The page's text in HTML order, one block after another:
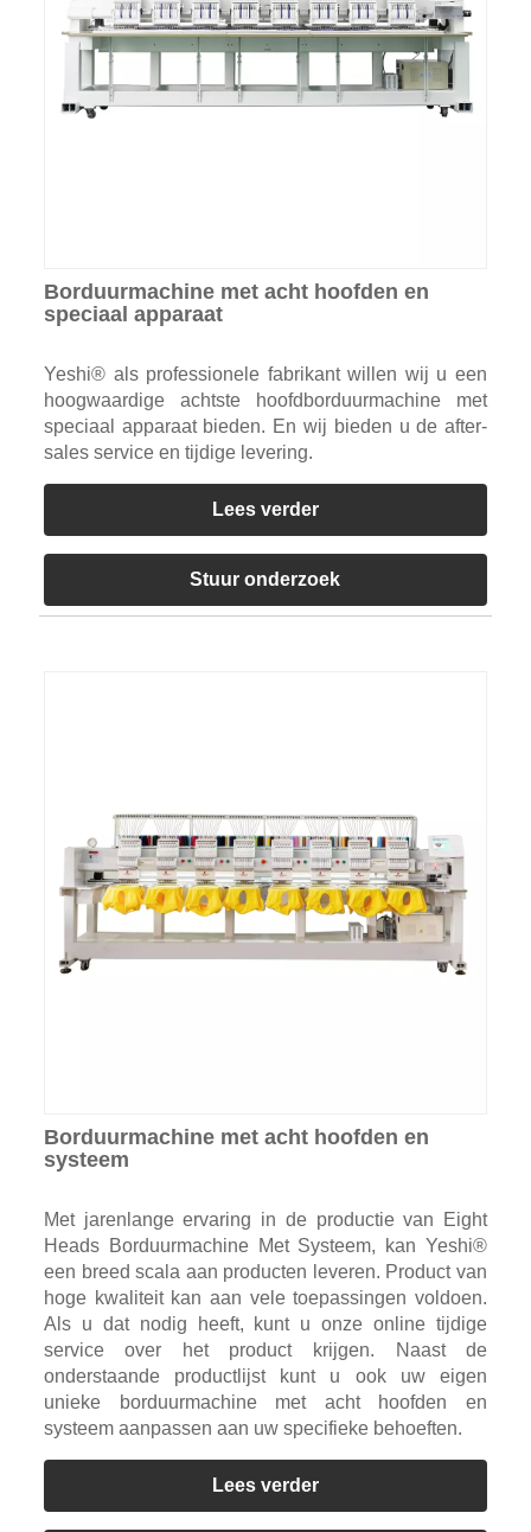
Borduurmachine met acht hoofden en
speciaal apparaat
Yeshi® als professionele fabrikant willen wij u een
hoogwaardige achtste hoofdborduurmachine met
speciaal apparaat bieden. En wij bieden u de after-
sales service en tijdige levering.
Lees verder
Stuur onderzoek
Borduurmachine met acht hoofden en
systeem
Met jarenlange ervaring in de productie van Eight
Heads Borduurmachine Met Systeem, kan Yeshi®
een breed scala aan producten leveren. Product van
hoge kwaliteit kan aan vele toepassingen voldoen.
Als u dat nodig heeft, kunt u onze online tijdige
service over het product krijgen. Naast de
onderstaande productlijst kunt u ook uw eigen
unieke borduurmachine met acht hoofden en
systeem aanpassen aan uw specifieke behoeften.
Lees verder